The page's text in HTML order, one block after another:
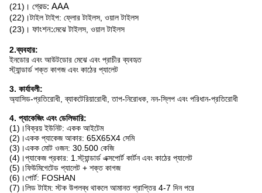
(21)। গ্রেড: AAA
(22)।টাইল টাইপ: ফ্লোর টাইলস, ওয়াল টাইলস
(23)। ফাংশন:মেঝে টাইলস, ওয়াল টাইলস
2.ব্যবহার:
ইনডোর এবং আউটডোর মেঝে এবং প্রাচীর ব্যবহৃত
স্ট্যান্ডার্ড শক্ত কাগজ এবং কাঠের প্যালেট
3. কার্যাবলী:
অ্যাসিড-প্রতিরোধী, ব্যাকটেরিয়ারোধী, তাপ-নিরোধক, নন-স্লিপ এবং পরিধান-প্রতিরোধী
4. প্যাকেজিং এবং ডেলিভারি:
(1)।বিক্রয় ইউনিট: একক আইটেম
(2)।একক প্যাকেজ আকার: 65X65X4 সেমি
(3)।একক মোট ওজন: 30.500 কেজি
(4)।প্যাকেজ প্রকার: 1.স্ট্যান্ডার্ড এক্সপোর্ট কার্টন এবং কাঠের প্যালেট
(5)।ফিউমিগেটেড প্যালেট + শক্ত কাগজ
(6)।পোর্ট: FOSHAN
(7)।লিড টাইম: স্টক উপলব্ধ থাকলে আমানত প্রাপ্তির 4-7 দিন পরে